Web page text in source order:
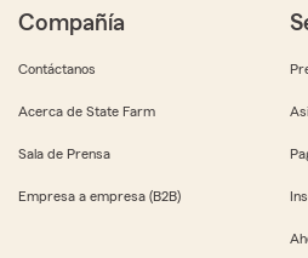
Compañía
Contáctanos
Acerca de State Farm
Sala de Prensa
Empresa a empresa (B2B)